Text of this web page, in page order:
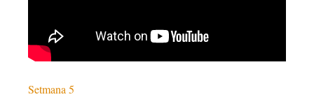
Setmana 5